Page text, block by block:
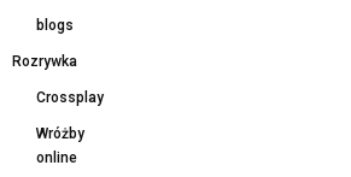
blogs
Rozrywka
Crossplay
Wróżby
online